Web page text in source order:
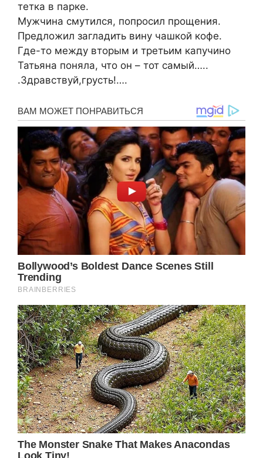
тетка в парке.
Мужчина смутился, попросил прощения.
Предложил загладить вину чашкой кофе.
Где-то между вторым и третьим капучино
Татьяна поняла, что он – тот самый…..
.Здравствуй,грусть!….